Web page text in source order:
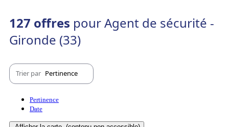
127 offres pour Agent de sécurité -
Gironde (33)
Trier par Pertinence
Pertinence
Date